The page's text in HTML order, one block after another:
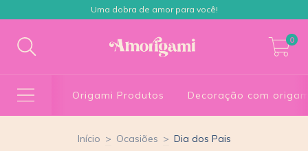
Uma dobra de amor para você!
0
Origami Produtos Decoração com
Início > Ocasiões > Dia dos Pais